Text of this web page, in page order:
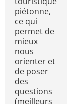
piétonne,
ce qui
permet de
mieux
nous
orienter et
de poser
des
questions
(meilleurs